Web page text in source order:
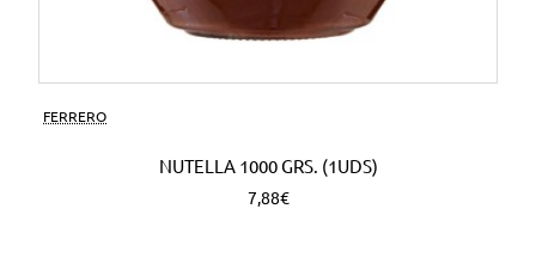
FERRERO
NUTELLA 1000 GRS. (1UDS)
7,88€